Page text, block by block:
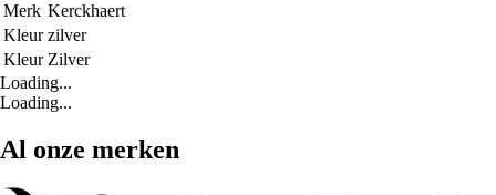
Merk Kerckhaert
Kleur zilver
Kleur Zilver
Loading...
Loading...
Al onze merken